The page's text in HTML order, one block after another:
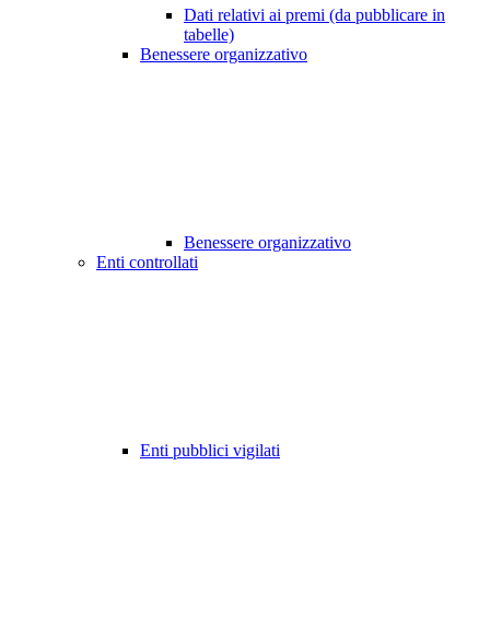
Dati relativi ai premi (da pubblicare in
tabelle)
Benessere organizzativo
Benessere organizzativo
Enti controllati
Enti pubblici vigilati